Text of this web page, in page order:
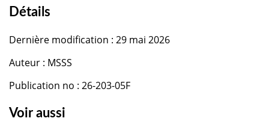
Détails
Dernière modification : 29 mai 2026
Auteur : MSSS
Publication no : 26-203-05F
Voir aussi